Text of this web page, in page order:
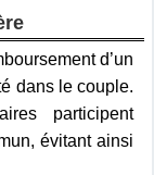
d’un
dans le couple.
participent
évitant ainsi